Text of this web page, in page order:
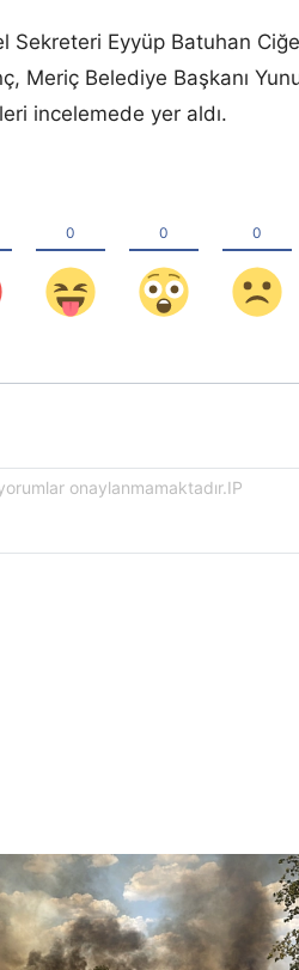
Sekreteri Eyyüp Batuhan
Meriç Belediye Başkanı
incelemede yer aldı.